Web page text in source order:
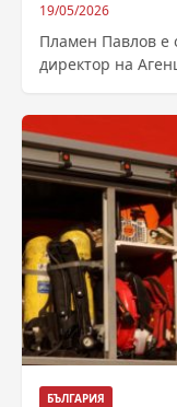
19/05/2026
Пламен Павлов е
директор на
БЪЛГАРИЯ